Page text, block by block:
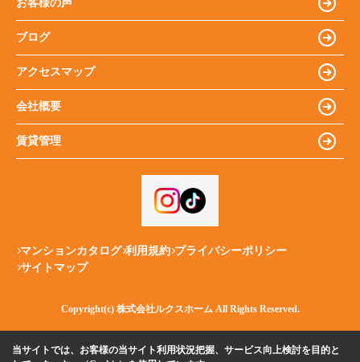
お客様の声
ブログ
アクセスマップ
会社概要
賃貸管理
マンションカタログ 利用規約 プライバシーポリシー
サイトマップ
Copyright(c) 株式会社ルクスホーム All Rights Reserved.
当サイトでは、お客様の当サイト利用状況把握、サービス向上検討を目的と